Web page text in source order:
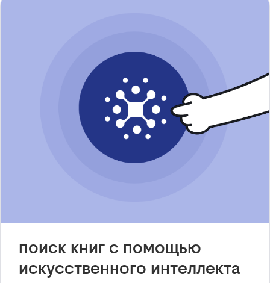
поиск книг с помощью
искусственного интеллекта